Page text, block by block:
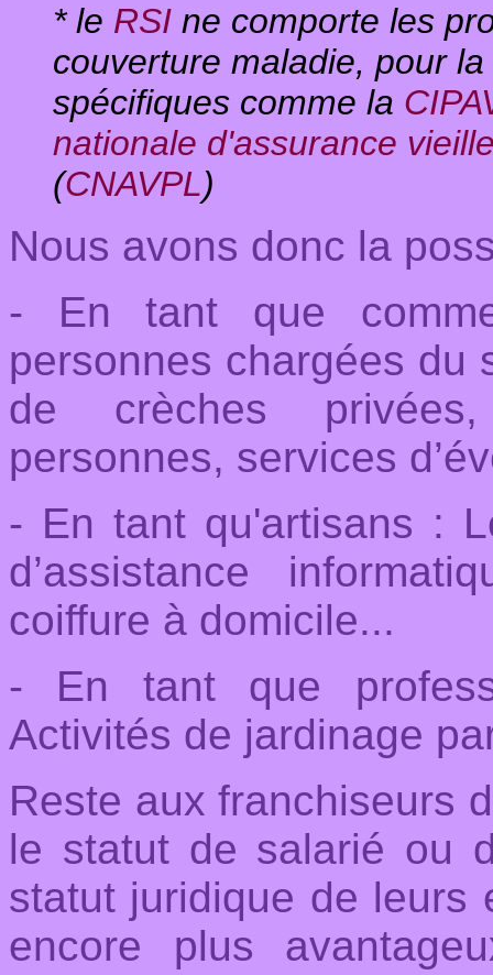
* le RSI ne comporte les
couverture maladie, pour
spécifiques comme la
nationale d'assurance
(CNAVPL)
Nous avons donc la
- En tant que
personnes chargées du
de crèches
personnes, services
- En tant qu'artisans :
d’assistance
coiffure à domicile...
- En tant que
Activités de jardinage
Reste aux franchiseurs
le statut de salarié ou
statut juridique de leurs
encore plus